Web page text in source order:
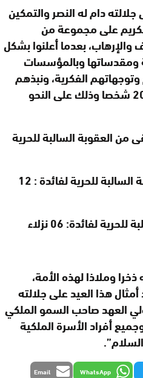
دام له النصر والتمكين
على مجموعة من
بعدما أعلنوا بشكل
ومقدساتها وبالمؤسسات
الفكرية، ونبذهم
للتطرف والإرهاب وعددهم 20 شخصا وذلك على النحو
من العقوبة السالبة للحرية
العفو مما تبقى من العقوبة السالبة للحرية لفائدة : 12
لفائدة: 06 نزلاء
ذخرا وملاذا لهذه الأمة،
أمثال هذا العيد على جلالته
العهد صاحب السمو الملكي
أفراد الأسرة الملكية
”.
WhatsApp
Email